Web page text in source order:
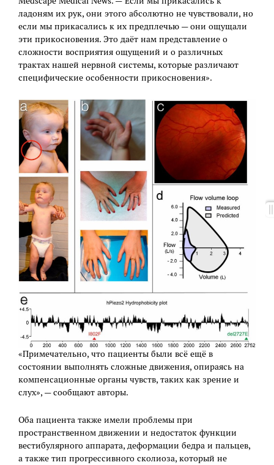
ладоням их рук, они этого абсолютно не чувствовали, но
если мы прикасались к их предплечью — они ощущали
эти прикосновения. Это даёт нам представление о
сложности восприятия ощущений и о различных
трактах нашей нервной системы, которые различают
специфические особенности прикосновения».
«Примечательно, что пациенты были всё ещё в
состоянии выполнять сложные движения, опираясь на
компенсационные органы чувств, таких как зрение и
слух», — сообщают авторы.
Оба пациента также имели проблемы при
пространственном движении и недостаток функции
вестибулярного аппарата, деформации бедра и пальцев,
а также тип прогрессивного сколиоза, который не